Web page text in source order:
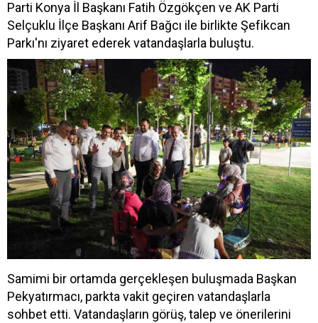
Parti Konya İl Başkanı Fatih Özgökçen ve AK Parti
Selçuklu İlçe Başkanı Arif Bağcı ile birlikte Şefikcan
Parkı'nı ziyaret ederek vatandaşlarla buluştu.
Samimi bir ortamda gerçekleşen buluşmada Başkan
Pekyatırmacı, parkta vakit geçiren vatandaşlarla
sohbet etti. Vatandaşların görüş, talep ve önerilerini